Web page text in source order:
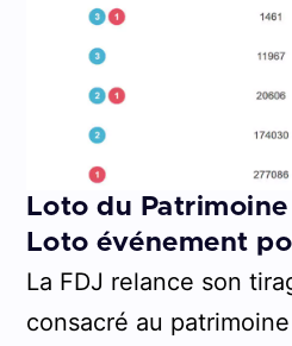
Loto du
Loto événement
La FDJ relance son
consacré au